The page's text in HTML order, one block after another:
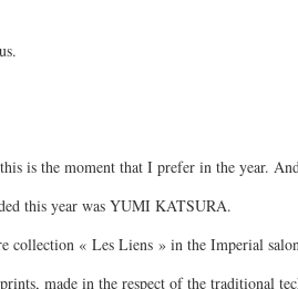
is the moment that I prefer in the year.
this year was YUMI KATSURA.
collection « Les Liens » in the Imperial
made in the respect of the traditional